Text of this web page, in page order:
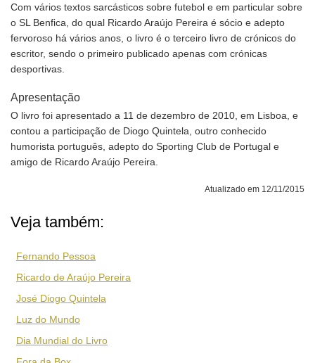
Com vários textos sarcásticos sobre futebol e em particular sobre
o SL Benfica, do qual Ricardo Araújo Pereira é sócio e adepto
fervoroso há vários anos, o livro é o terceiro livro de crónicos do
escritor, sendo o primeiro publicado apenas com crónicas
desportivas.
Apresentação
O livro foi apresentado a 11 de dezembro de 2010, em Lisboa, e
contou a participação de Diogo Quintela, outro conhecido
humorista português, adepto do Sporting Club de Portugal e
amigo de Ricardo Araújo Pereira.
Atualizado em 12/11/2015
Veja também:
Fernando Pessoa
Ricardo de Araújo Pereira
José Diogo Quintela
Luz do Mundo
Dia Mundial do Livro